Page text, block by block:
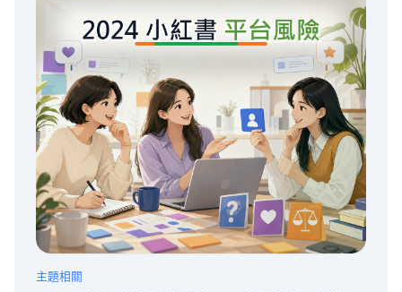
主題相關